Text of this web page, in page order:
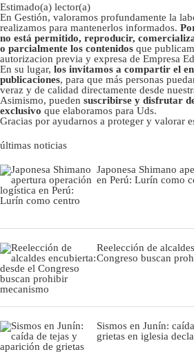
Estimado(a) lector(a)
En Gestión, valoramos profundamente la
realizamos para mantenerlos informados.
no está permitido, reproducir,
o parcialmente los contenidos que
autorizacion previa y expresa de Empresa
En su lugar, los invitamos a compartir el
publicaciones, para que más personas
veraz y de calidad directamente desde
Asimismo, pueden suscribirse y disfrutar
exclusivo que elaboramos para Uds.
Gracias por ayudarnos a proteger y valorar
últimas noticias
Japonesa Shimano
en Perú: Lurín como
Reelección de
Congreso buscan
Sismos en Junín:
grietas en iglesia